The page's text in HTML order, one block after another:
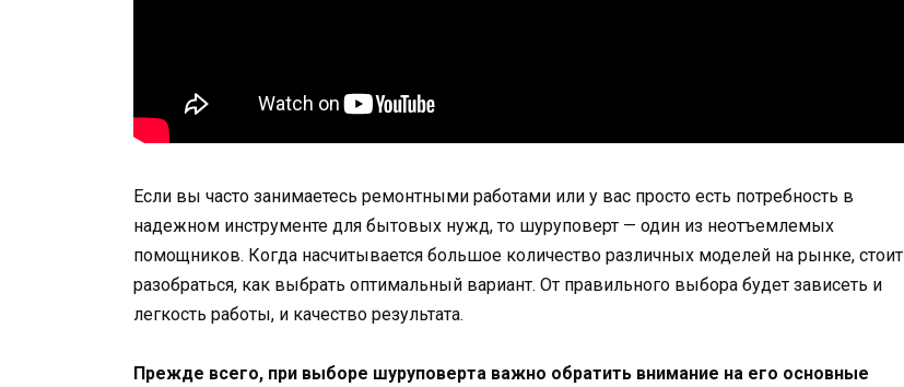
Если вы часто занимаетесь ремонтными работами или у вас просто есть потребность в
надежном инструменте для бытовых нужд, то шуруповерт — один из неотъемлемых
помощников. Когда насчитывается большое количество различных моделей на рынке, стоит
разобраться, как выбрать оптимальный вариант. От правильного выбора будет зависеть и
легкость работы, и качество результата.
Прежде всего, при выборе шуруповерта важно обратить внимание на его основные